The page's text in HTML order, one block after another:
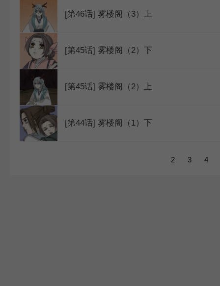
[第46话] 雾楼阁（3）上
[第45话] 雾楼阁（2）下
[第45话] 雾楼阁（2）上
[第44话] 雾楼阁（1）下
2 3 4